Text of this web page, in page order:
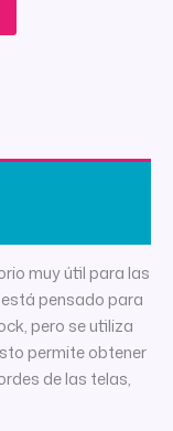
muy útil para las
pensado para
pero se utiliza
permite obtener
de las telas,